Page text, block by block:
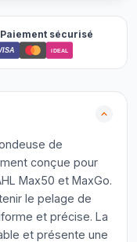
Paiement sécurisé
iDEAL
de
conçue pour
Max50 et MaxGo.
le pelage de
et précise. La
et présente une